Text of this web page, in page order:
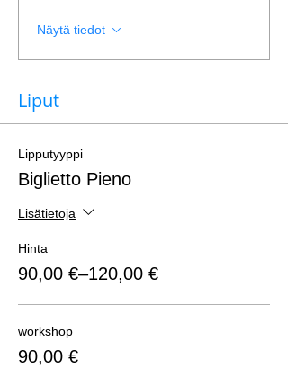
Näytä tiedot
Liput
Lipputyyppi
Biglietto Pieno
Lisätietoja
Hinta
90,00 €–120,00 €
workshop
90,00 €